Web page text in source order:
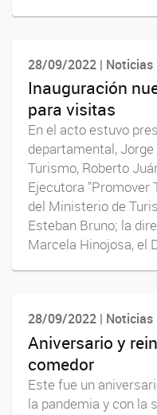
28/09/2022 | Noticias
Inauguración
para visitas
En el acto estuvo
departamental,
Turismo, Roberto
Ejecutora "Promover
del Ministerio de
Esteban Bruno; la
Marcela Hinojosa, el
28/09/2022 | Noticias
Aniversario y
comedor
Este fue un
la pandemia y con la